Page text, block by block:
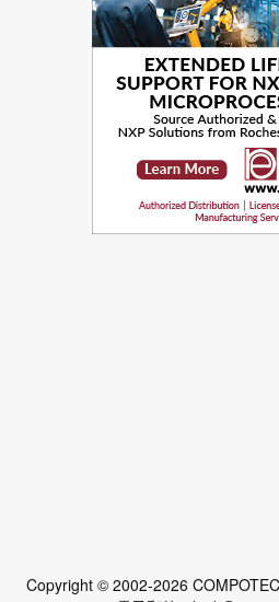
Copyright © 2002-2026